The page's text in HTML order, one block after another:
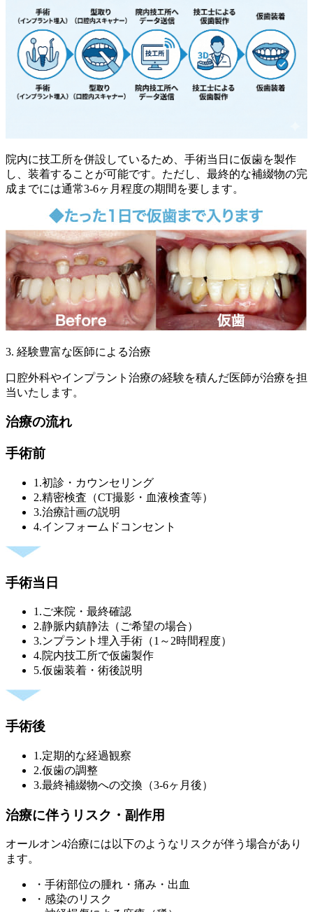
院内に技工所を併設しているため、手術当日に仮歯を製作
し、装着することが可能です。ただし、最終的な補綴物の完
成までには通常3-6ヶ月程度の期間を要します。
3. 経験豊富な医師による治療
口腔外科やインプラント治療の経験を積んだ医師が治療を担
当いたします。
治療の流れ
手術前
1.初診・カウンセリング
2.精密検査（CT撮影・血液検査等）
3.治療計画の説明
4.インフォームドコンセント
手術当日
1.ご来院・最終確認
2.静脈内鎮静法（ご希望の場合）
3.ンプラント埋入手術（1～2時間程度）
4.院内技工所で仮歯製作
5.仮歯装着・術後説明
手術後
1.定期的な経過観察
2.仮歯の調整
3.最終補綴物への交換（3-6ヶ月後）
治療に伴うリスク・副作用
オールオン4治療には以下のようなリスクが伴う場合があり
ます。
・手術部位の腫れ・痛み・出血
・感染のリスク